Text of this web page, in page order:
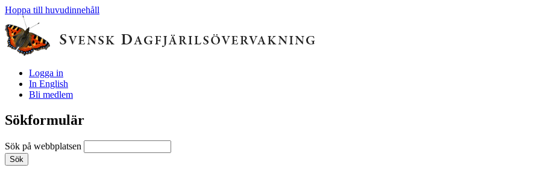
Hoppa till huvudinnehåll
Logga in
In English
Bli medlem
Sökformulär
Sök på webbplatsen